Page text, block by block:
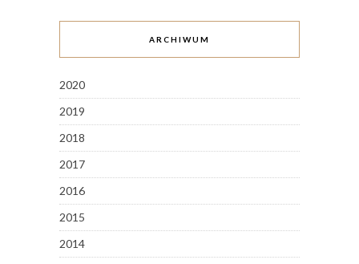
ARCHIWUM
2020
2019
2018
2017
2016
2015
2014